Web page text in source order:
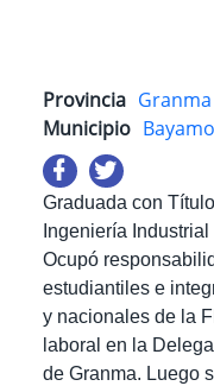
Provincia Granma
Municipio Bayamo
Graduada con
Ingeniería
Ocupó
estudiantiles e
y nacionales de la
laboral en la
de Granma. Luego